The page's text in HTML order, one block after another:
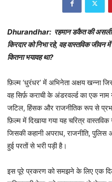
Dhurandhar: रहमान डकैत की असली
किरदार को निभा रहे, वह वास्तविक
कितना भयावह था?
फ़िल्म ‘धुरंधर’ में अभिनेता अक्षय खन्ना
वह सिर्फ़ कराची के अंडरवर्ल्ड का एक
जटिल, हिंसक और राजनीतिक रूप से
फ़िल्म में दिखाया गया यह चरित्र
जिसकी कहानी अपराध, राजनीति,
हुई परतों से भरी पड़ी है।
इस पूरे प्रकरण को समझने के लिए एक